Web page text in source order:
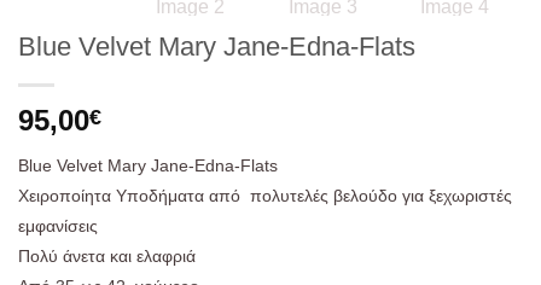
Blue Velvet Mary Jane-Edna-Flats
95,00€
Blue Velvet Mary Jane-Edna-Flats
Χειροποίητα Υποδήματα από πολυτελές βελούδο για ξεχωριστές
εμφανίσεις
Πολύ άνετα και ελαφριά